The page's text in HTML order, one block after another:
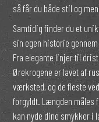
så får du både stil og
Samtidig finder du et
sin egen historie
Fra elegante linjer til
Ørekrogene er lavet af
værksted, og de fleste
forgyldt. Længden måles
kan nyde dine smykker i